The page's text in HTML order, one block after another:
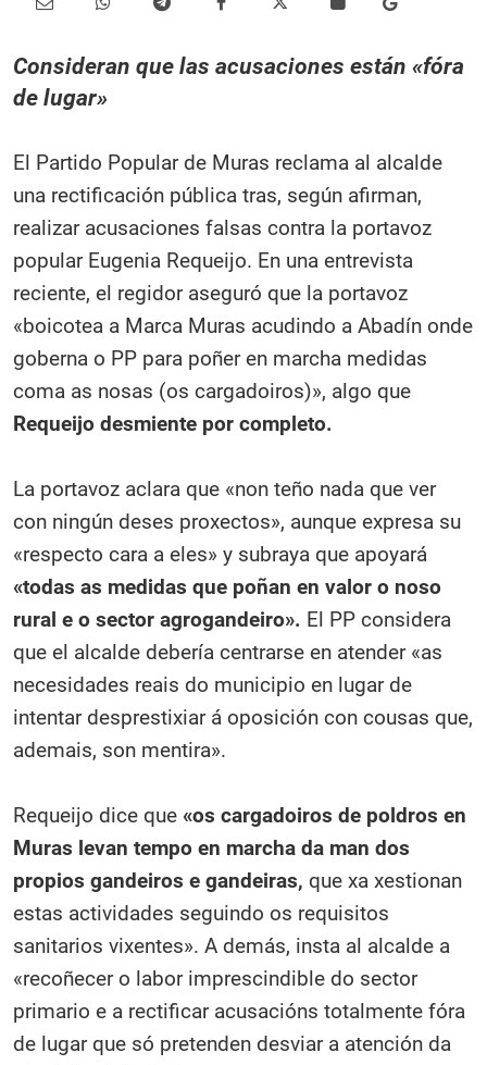
Consideran que las acusaciones están «fóra
de lugar»
El Partido Popular de Muras reclama al alcalde
una rectificación pública tras, según afirman,
realizar acusaciones falsas contra la portavoz
popular Eugenia Requeijo. En una entrevista
reciente, el regidor aseguró que la portavoz
«boicotea a Marca Muras acudindo a Abadín onde
goberna o PP para poñer en marcha medidas
coma as nosas (os cargadoiros)», algo que
Requeijo desmiente por completo.
La portavoz aclara que «non teño nada que ver
con ningún deses proxectos», aunque expresa su
«respecto cara a eles» y subraya que apoyará
«todas as medidas que poñan en valor o noso
rural e o sector agrogandeiro». El PP considera
que el alcalde debería centrarse en atender «as
necesidades reais do municipio en lugar de
intentar desprestixiar á oposición con cousas que,
ademais, son mentira».
Requeijo dice que «os cargadoiros de poldros en
Muras levan tempo en marcha da man dos
propios gandeiros e gandeiras, que xa xestionan
estas actividades seguindo os requisitos
sanitarios vixentes». A demás, insta al alcalde a
«recoñecer o labor imprescindible do sector
primario e a rectificar acusacións totalmente fóra
de lugar que só pretenden desviar a atención da